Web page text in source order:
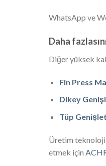
WhatsApp ve
Daha
Diğer yüksek
Fin Press
Dikey
Tüp
Üretim
etmek için